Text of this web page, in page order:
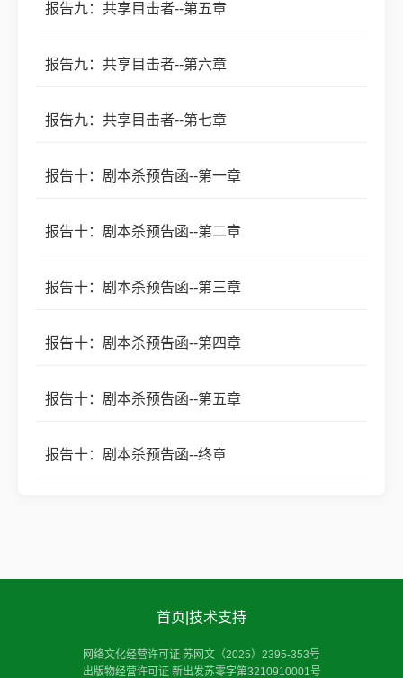
报告九：共享目击者--第五章
报告九：共享目击者--第六章
报告九：共享目击者--第七章
报告十：剧本杀预告函--第一章
报告十：剧本杀预告函--第二章
报告十：剧本杀预告函--第三章
报告十：剧本杀预告函--第四章
报告十：剧本杀预告函--第五章
报告十：剧本杀预告函--终章
首页 技术支持
网络文化经营许可证 苏网文（2025）2395-353号
出版物经营许可证 新出发苏零字第3210910001号